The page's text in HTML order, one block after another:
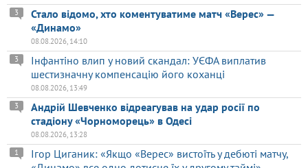
Стало відомо, хто коментуватиме матч «Верес» —
«Динамо»
3
08.08.2026, 14:10
Інфантіно влип у новий скандал: УЄФА виплатив
шестизначну компенсацію його коханці
3
08.08.2026, 13:49
Андрій Шевченко відреагував на удар росії по
стадіону «Чорноморець» в Одесі
3
08.08.2026, 13:28
Ігор Циганик: «Якщо «Верес» вистоїть у дебюті матчу,
1